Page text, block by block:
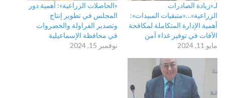
لـ«زيادة الصادرات
الزراعية»…«متبقيات المبيدات»:
أهمية الإدارة المتكاملة لمكافحة
الآفات في توفير غذاء آمن
مايو 11, 2024
«الحاصلات الزراعية»: أهمية دور
المجلس في تطوير إنتاج
وتصدير الفراولة والخضروات
في محافظة الإسماعيلية
نوفمبر 15, 2024